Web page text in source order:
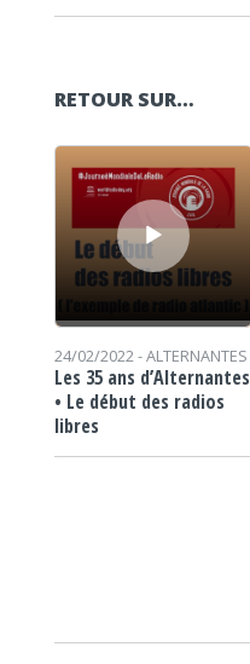
RETOUR SUR…
Lecteur audio
24/02/2022 -ALTERNANTES
Les 35 ans d’Alternantes
• Le début des radios
libres